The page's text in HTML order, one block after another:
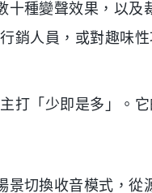
十種變聲效果，以及
銷人員，或對趣味
打「少即是多」。
景切換收音模式，